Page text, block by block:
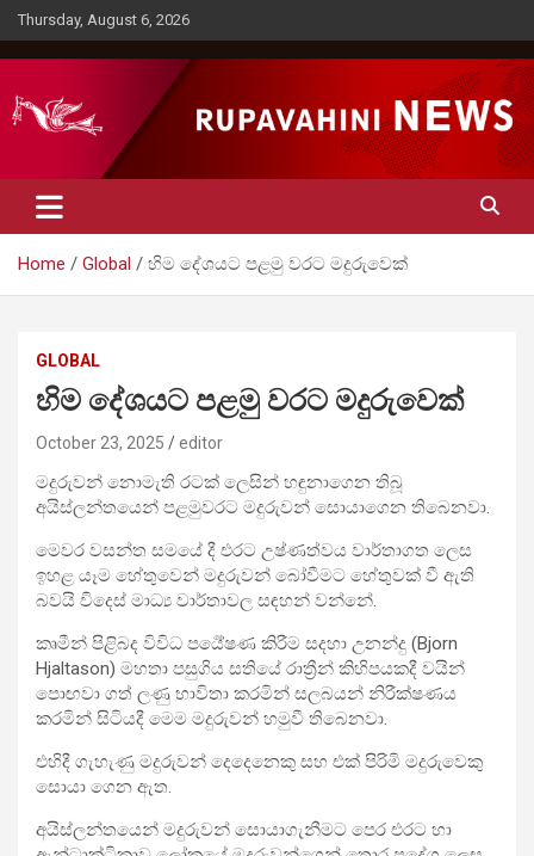
Skip
to
content
Thursday, August 6, 2026
Rupavahini News
Home Global හිම දේශයට පළමු වරට මදුරුවෙක්
GLOBAL
හිම දේශයට පළමු වරට මදුරුවෙක්
October 23, 2025 editor
මදුරුවන් නොමැති රටක් ලෙසින් හඳුනාගෙන තිබූ
අයිස්ලන්තයෙන් පළමුවරට මදුරුවන් සොයාගෙන තිබෙනවා.
මෙවර වසන්ත සමයේ දී එරට උෂ්ණත්වය වාර්තාගත ලෙස
ඉහළ යෑම හේතුවෙන් මදුරුවන් බෝවීමට හේතුවක් වී ඇති
බවයි විදෙස් මාධ්‍ය වාර්තාවල සඳහන් වන්නේ.
කෘමීන් පිළිබද විවිධ පර්‍යේෂණ කිරීම සදහා උනන්දු (Bjorn
Hjaltason) මහතා පසුගිය සතියේ රාත්‍රීන් කිහිපයකදී වයින්
පොඟවා ගත් ලණු භාවිතා කරමින් සලබයන් නිරීක්ෂණය
කරමින් සිටියදී මෙම මදුරුවන් හමුවී තිබෙනවා.
එහිදී ගැහැණු මදුරුවන් දෙදෙනෙකු සහ එක් පිරිමි මදුරුවෙකු
සොයා ගෙන ඇත.
අයිස්ලන්තයෙන් මදුරුවන් සොයාගැනීමට පෙර එරට හා